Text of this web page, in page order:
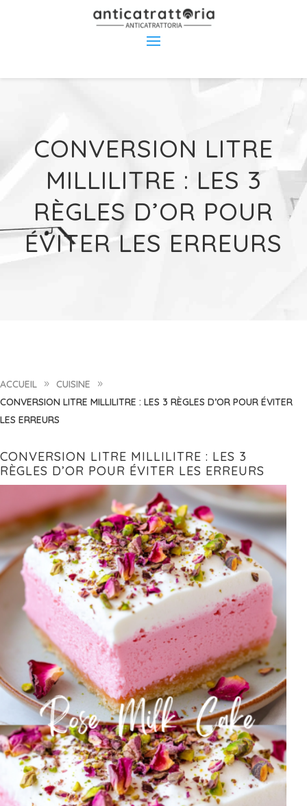
CONVERSION LITRE
MILLILITRE : LES 3
RÈGLES D’OR POUR
ÉVITER LES ERREURS
ACCUEIL 9 CUISINE 9
CONVERSION LITRE MILLILITRE : LES 3 RÈGLES D’OR POUR ÉVITER
LES ERREURS
CONVERSION LITRE MILLILITRE : LES 3
RÈGLES D’OR POUR ÉVITER LES ERREURS